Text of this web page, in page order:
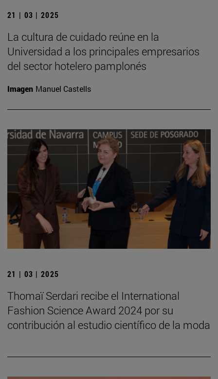
21 | 03 | 2025
La cultura de cuidado reúne en la
Universidad a los principales empresarios
del sector hotelero pamplonés
Imagen Manuel Castells
21 | 03 | 2025
Thomaï Serdari recibe el International
Fashion Science Award 2024 por su
contribución al estudio científico de la moda